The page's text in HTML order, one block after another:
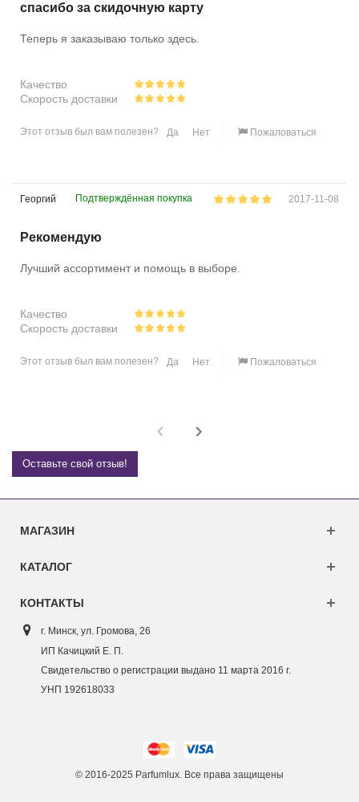
спасибо за скидочную карту
Теперь я заказываю только здесь.
Качество
Скорость доставки
Этот отзыв был вам полезен? Да Нет Пожаловаться
Георгий Подтверждённая покупка 2017-11-08
Рекомендую
Лучший ассортимент и помощь в выборе.
Качество
Скорость доставки
Этот отзыв был вам полезен? Да Нет Пожаловаться
Оставьте свой отзыв!
МАГАЗИН
КАТАЛОГ
КОНТАКТЫ
г. Минск, ул. Громова, 26
ИП Качицкий Е. П.
Свидетельство о регистрации выдано 11 марта 2016 г.
УНП 192618033
© 2016-2025 Parfumlux. Все права защищены